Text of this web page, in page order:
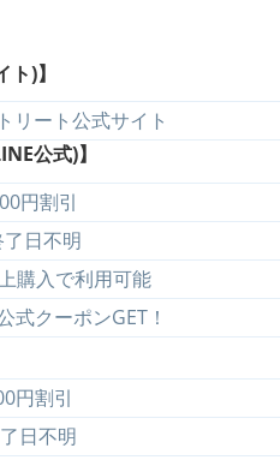
)】
リート公式サイト
公式)】
円割引
了日不明
購入で利用可能
式クーポンGET！
円割引
日不明